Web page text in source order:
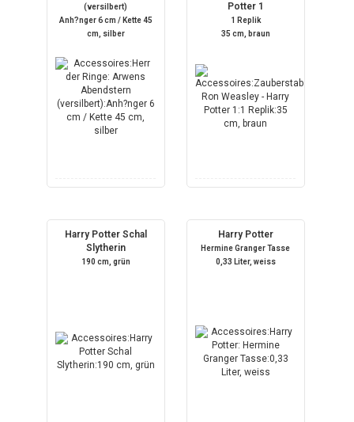
(versilbert)
Anh?nger 6 cm / Kette 45
cm, silber
Potter 1
1 Replik
35 cm, braun
Harry Potter Schal
Slytherin
190 cm, grün
Harry Potter
Hermine Granger Tasse
0,33 Liter, weiss